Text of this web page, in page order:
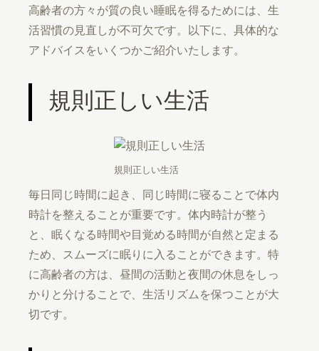
高齢者の方々が質の良い睡眠を得るためには、生
活習慣の見直しが不可欠です。以下に、具体的な
アドバイスをいくつかご紹介いたします。
規則正しい生活
規則正しい生活
毎日同じ時間に起き、同じ時間に寝ることで体内
時計を整えることが重要です。体内時計が整う
と、眠くなる時間や目覚める時間が自然と定まる
ため、スムーズに眠りに入ることができます。特
に高齢者の方は、昼間の活動と夜間の休息をしっ
かりと分けることで、生活リズムを保つことが大
切です。